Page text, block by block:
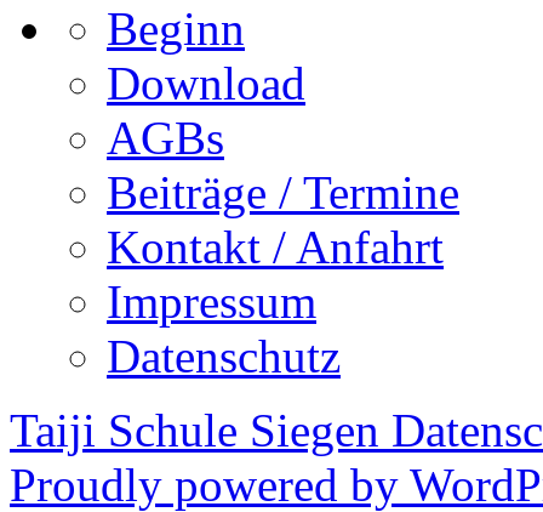
Beginn
Download
AGBs
Beiträge / Termine
Kontakt / Anfahrt
Impressum
Datenschutz
Taiji Schule Siegen
Proudly powered by